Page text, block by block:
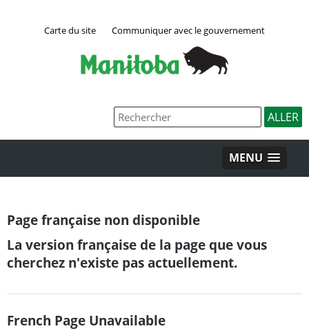
Carte du site Communiquer avec le gouvernement
MENU
Page française non disponible
La version française de la page que vous
cherchez n'existe pas actuellement.
French Page Unavailable